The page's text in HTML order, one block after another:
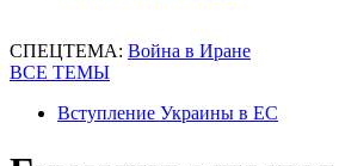
СПЕЦТЕМА: Война в Иране
ВСЕ ТЕМЫ
Вступление Украины в ЕС